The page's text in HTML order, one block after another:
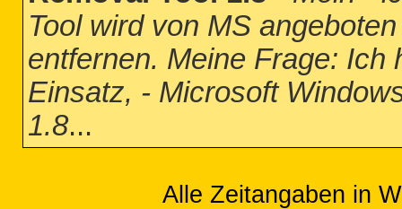
Tool wird von MS
entfernen. Meine Frage: Ich
Einsatz, - Microsoft
1.8...
Alle Zeitangaben in